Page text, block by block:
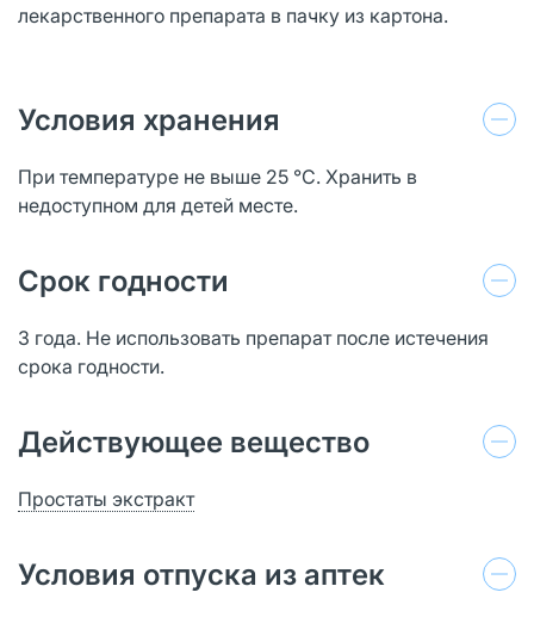
лекарственного препарата в пачку из картона.
Условия хранения
При температуре не выше 25 °С. Хранить в
недоступном для детей месте.
Срок годности
3 года. Не использовать препарат после истечения
срока годности.
Действующее вещество
Простаты экстракт
Условия отпуска из аптек